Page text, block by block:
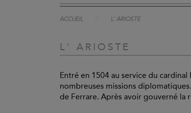
ACCUEIL L' ARIOSTE
L' ARIOSTE
Entré en 1504 au service du
nombreuses missions
de Ferrare. Après avoir gouverné la